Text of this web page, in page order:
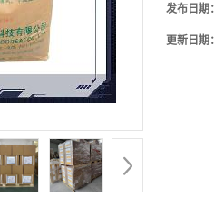
发布日期
更新日期